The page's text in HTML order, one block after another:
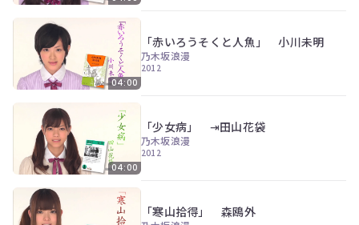
04:00
「赤いろうそくと人魚」 小川未明
乃木坂浪漫
2012
04:00
「少女病」 ⇥田山花袋
乃木坂浪漫
2012
「寒山拾得」 森鴎外